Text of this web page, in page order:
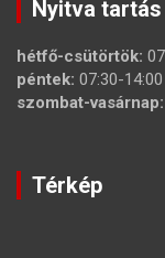
Nyitva tartás
hétfő-csütörtök:
péntek: 07:30-14:00
szombat-vasárnap:
Térkép